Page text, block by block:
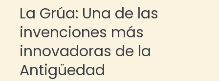
La Grúa: Una de las
invenciones más
innovadoras de la
Antigüedad